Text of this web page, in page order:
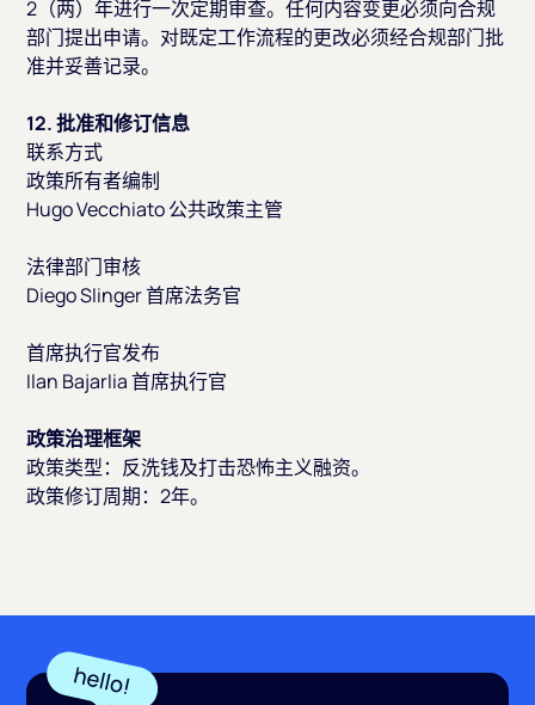
2（两）年进行一次定期审查。任何内容变更必须向合规
部门提出申请。对既定工作流程的更改必须经合规部门批
准并妥善记录。
12. 批准和修订信息
联系方式
政策所有者编制
Hugo Vecchiato 公共政策主管
法律部门审核
Diego Slinger 首席法务官
首席执行官发布
Ilan Bajarlia 首席执行官
政策治理框架
政策类型：反洗钱及打击恐怖主义融资。
政策修订周期：2年。